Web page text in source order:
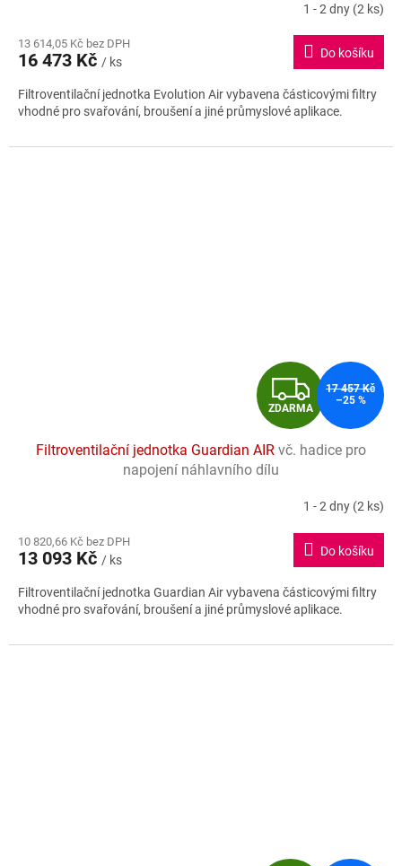
produktu
je
z
5
1 - 2 dny (2 ks)
13 614,05 Kč bez DPH
16 473 Kč / ks
Do košíku
Filtroventilační jednotka Evolution Air vybavena částicovými filtry
vhodné pro svařování, broušení a jiné průmyslové aplikace.
Z
D
A
R
M
A
ZDARMA
17 457 Kč
–25 %
Filtroventilační jednotka Guardian AIR vč. hadice pro
napojení náhlavního dílu
1 - 2 dny (2 ks)
10 820,66 Kč bez DPH
13 093 Kč / ks
Do košíku
Filtroventilační jednotka Guardian Air vybavena částicovými filtry
vhodné pro svařování, broušení a jiné průmyslové aplikace.